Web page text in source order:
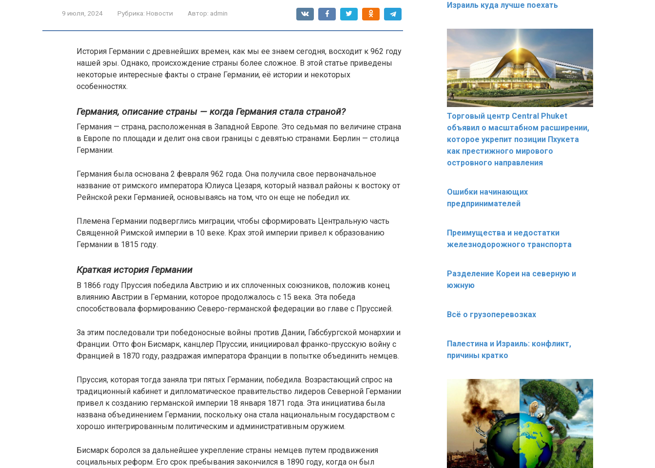
9 июля, 2024 Рубрика: Новости Автор: admin
История Германии с древнейших времен, как мы ее знаем сегодня, восходит к 962 году
нашей эры. Однако, происхождение страны более сложное. В этой статье приведены
некоторые интересные факты о стране Германии, её истории и некоторых
особенностях.
Германия, описание страны — когда Германия стала страной?
Германия — страна, расположенная в Западной Европе. Это седьмая по величине страна
в Европе по площади и делит она свои границы с девятью странами. Берлин — столица
Германии.
Германия была основана 2 февраля 962 года. Она получила свое первоначальное
название от римского императора Юлиуса Цезаря, который назвал районы к востоку от
Рейнской реки Германией, основываясь на том, что он еще не победил их.
Племена Германии подверглись миграции, чтобы сформировать Центральную часть
Священной Римской империи в 10 веке. Крах этой империи привел к образованию
Германии в 1815 году.
Краткая история Германии
В 1866 году Пруссия победила Австрию и их сплоченных союзников, положив конец
влиянию Австрии в Германии, которое продолжалось с 15 века. Эта победа
способствовала формированию Северо-германской федерации во главе с Пруссией.
За этим последовали три победоносные войны против Дании, Габсбургской монархии и
Франции. Отто фон Бисмарк, канцлер Пруссии, инициировал франко-прусскую войну с
Францией в 1870 году, раздражая императора Франции в попытке объединить немцев.
Пруссия, которая тогда заняла три пятых Германии, победила. Возрастающий спрос на
традиционный кабинет и дипломатическое правительство лидеров Северной Германии
привел к созданию германской империи 18 января 1871 года. Эта инициатива была
названа объединением Германии, поскольку она стала национальным государством с
хорошо интегрированным политическим и административным оружием.
Бисмарк боролся за дальнейшее укрепление страны немцев путем продвижения
социальных реформ. Его срок пребывания закончился в 1890 году, когда он был
Израиль куда лучше поехать
Торговый центр Central Phuket
объявил о масштабном расширении,
которое укрепит позиции Пхукета
как престижного мирового
островного направления
Ошибки начинающих
предпринимателей
Преимущества и недостатки
железнодорожного транспорта
Разделение Кореи на северную и
южную
Всё о грузоперевозках
Палестина и Израиль: конфликт,
причины кратко